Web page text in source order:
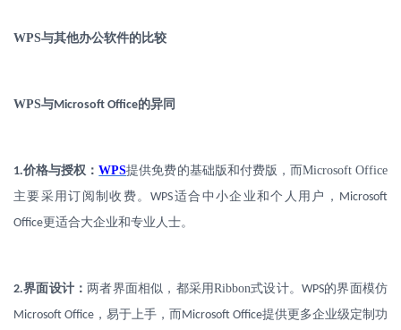
WPS与其他办公软件的比较
WPS与Microsoft Office的异同
1.价格与授权：WPS提供免费的基础版和付费版，而Microsoft Office
主要采用订阅制收费。WPS适合中小企业和个人用户， Microsoft
Office更适合大企业和专业人士。
2.界面设计： 两者界面相似，都采用Ribbon式设计。WPS的界面模仿
Microsoft Office ，易于上手，而 Microsoft Office提供更多企业级定制功